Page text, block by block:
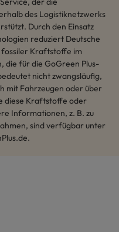
des Logistiknetzwerks
Durch den Einsatz
reduziert Deutsche
fossiler Kraftstoffe im
die für die GoGreen Plus-
nicht zwangsläufig,
mit Fahrzeugen oder über
diese Kraftstoffe oder
Informationen, z. B. zu
sind verfügbar unter